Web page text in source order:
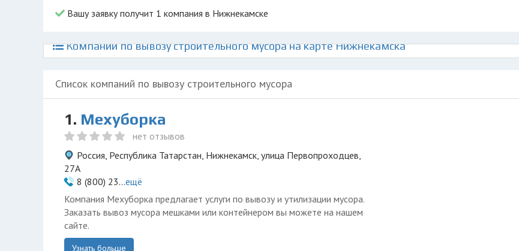
Вашу заявку получит 1 компания в Нижнекамске
Компании по вывозу строительного мусора на карте Нижнекамска
Список компаний по вывозу строительного мусора
1. Мехуборка
нет отзывов
Россия, Республика Татарстан, Нижнекамск, улица Первопроходцев,
27А
8 (800) 23...ещё
Компания Мехуборка предлагает услуги по вывозу и утилизации мусора.
Заказать вывоз мусора мешками или контейнером вы можете на нашем
сайте.
Узнать больше